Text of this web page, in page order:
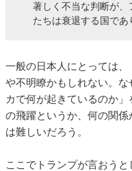
著しく不当な判断が
たちは衰退する国で
一般の日本人にとっては
や不明瞭かもしれない。
カで何が起きているのか
の飛躍というか、何の関
は難しいだろう。
ここでトランプが言おうと